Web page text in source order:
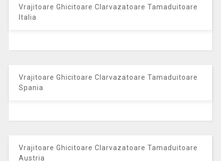
Vrajitoare Ghicitoare Clarvazatoare Tamaduitoare
Italia
Vrajitoare Ghicitoare Clarvazatoare Tamaduitoare
Spania
Vrajitoare Ghicitoare Clarvazatoare Tamaduitoare
Austria